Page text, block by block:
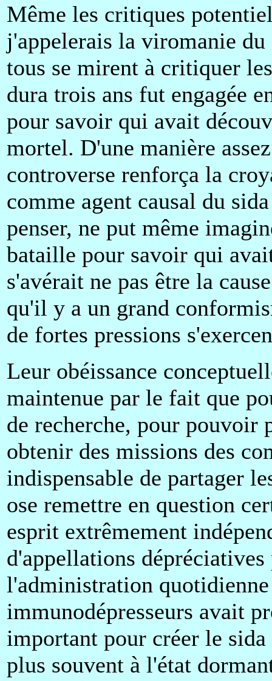
Même les critiques
j'appelerais la viromanie
tous se mirent à critiquer
dura trois ans fut engagée
pour savoir qui avait
mortel. D'une manière
controverse renforça la
comme agent causal du
penser, ne put même
bataille pour savoir qui
s'avérait ne pas être la
qu'il y a un grand
de fortes pressions
Leur obéissance
maintenue par le fait que
de recherche, pour pouvoir
obtenir des missions des
indispensable de partager
ose remettre en question
esprit extrêmement
d'appellations
l'administration
immunodépresseurs avait
important pour créer le
plus souvent à l'état